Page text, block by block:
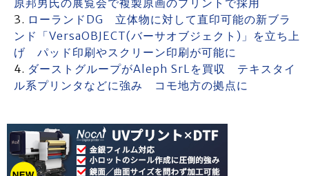
原邦男氏の展覧会で複製原画のプリントで採用
ローランドDG 立体物に対して直印可能の新ブラ
ンド「VersaOBJECT(バーサオブジェクト)」を立ち上
げ パッド印刷やスクリーン印刷が可能に
ダーストグループがAleph SrLを買収 テキスタイ
ル系プリンタなどに強み コモ地方の拠点に